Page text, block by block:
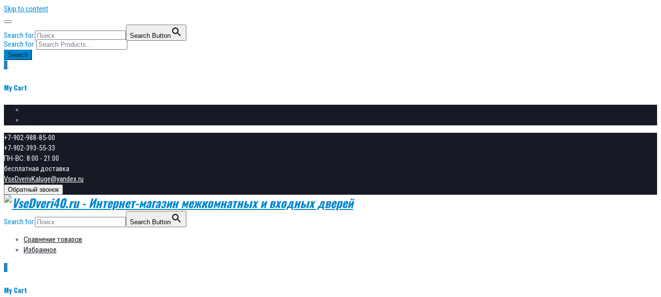
Skip to content
Search for: Search Button
Search for:
Search
0
My Cart
+7-902-988-85-00
+7-902-393-55-33
ПН-ВС: 8:00 - 21:00
бесплатная доставка
VseDverivKaluge@yandex.ru
Обратный звонок
Search for: Search Button
Сравнение товаров
Избранное
0
My Cart